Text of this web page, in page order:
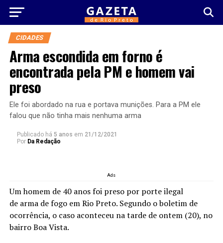
CIDADES
Arma escondida em forno é
encontrada pela PM e homem vai
preso
Ele foi abordado na rua e portava munições. Para a PM ele
falou que não tinha mais nenhuma arma
Publicado há 5 anos em 21/12/2021
Por Da Redação
Ads
Um homem de 40 anos foi preso por porte ilegal
de arma de fogo em Rio Preto. Segundo o boletim de
ocorrência, o caso aconteceu na tarde de ontem (20), no
bairro Boa Vista.